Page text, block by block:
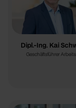
Dipl.-Ing. Kai
Geschäftsführer